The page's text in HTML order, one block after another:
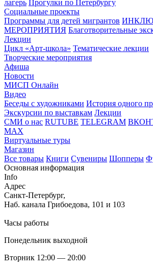
лагерь Прогулки по Петербургу
Социальные проекты
Программы для детей мигрантов
МЕРОПРИЯТИЯ Благотворительные
Лекции
Цикл «Арт-школа» Тематические лекции
Творческие мероприятия
Афиша
Новости
МИСП Онлайн
Видео
Беседы с художниками История одного
Экскурсии по выставкам Лекции
СМИ о нас RUTUBE TELEGRAM
MAX
Виртуальные туры
Магазин
Все товары Книги Сувениры Шопперы
Основная информация
Info
Адрес
Санкт-Петербург,
Наб. канала Грибоедова, 101 и 103
Часы работы
Понедельник выходной
Вторник 12:00 — 20:00